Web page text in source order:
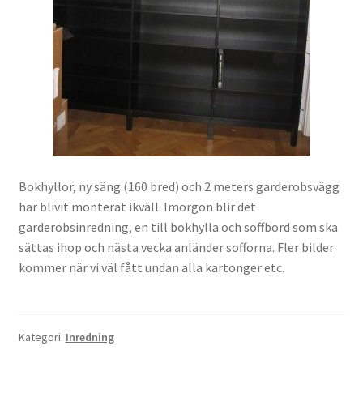
Mitt konto
Webbutik
Bokhyllor, ny säng (160 bred) och 2 meters garderobsvägg
har blivit monterat ikväll. Imorgon blir det
garderobsinredning, en till bokhylla och soffbord som ska
sättas ihop och nästa vecka anländer sofforna. Fler bilder
kommer när vi väl fått undan alla kartonger etc.
Kategori: Inredning